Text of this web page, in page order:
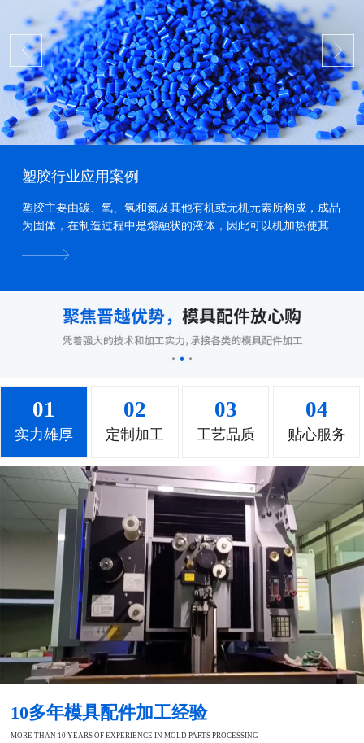
塑胶行业应用案例
塑胶主要由碳、氧、氢和氮及其他有机或无机元素所构成，成品
为固体，在制造过程中是熔融状的液体，因此可以机加热使其熔
01
实力雄厚
02
定制加工
03
工艺品质
04
贴心服务
10多年模具配件加工经验
MORE THAN 10 YEARS OF EXPERIENCE IN MOLD PARTS PROCESSING